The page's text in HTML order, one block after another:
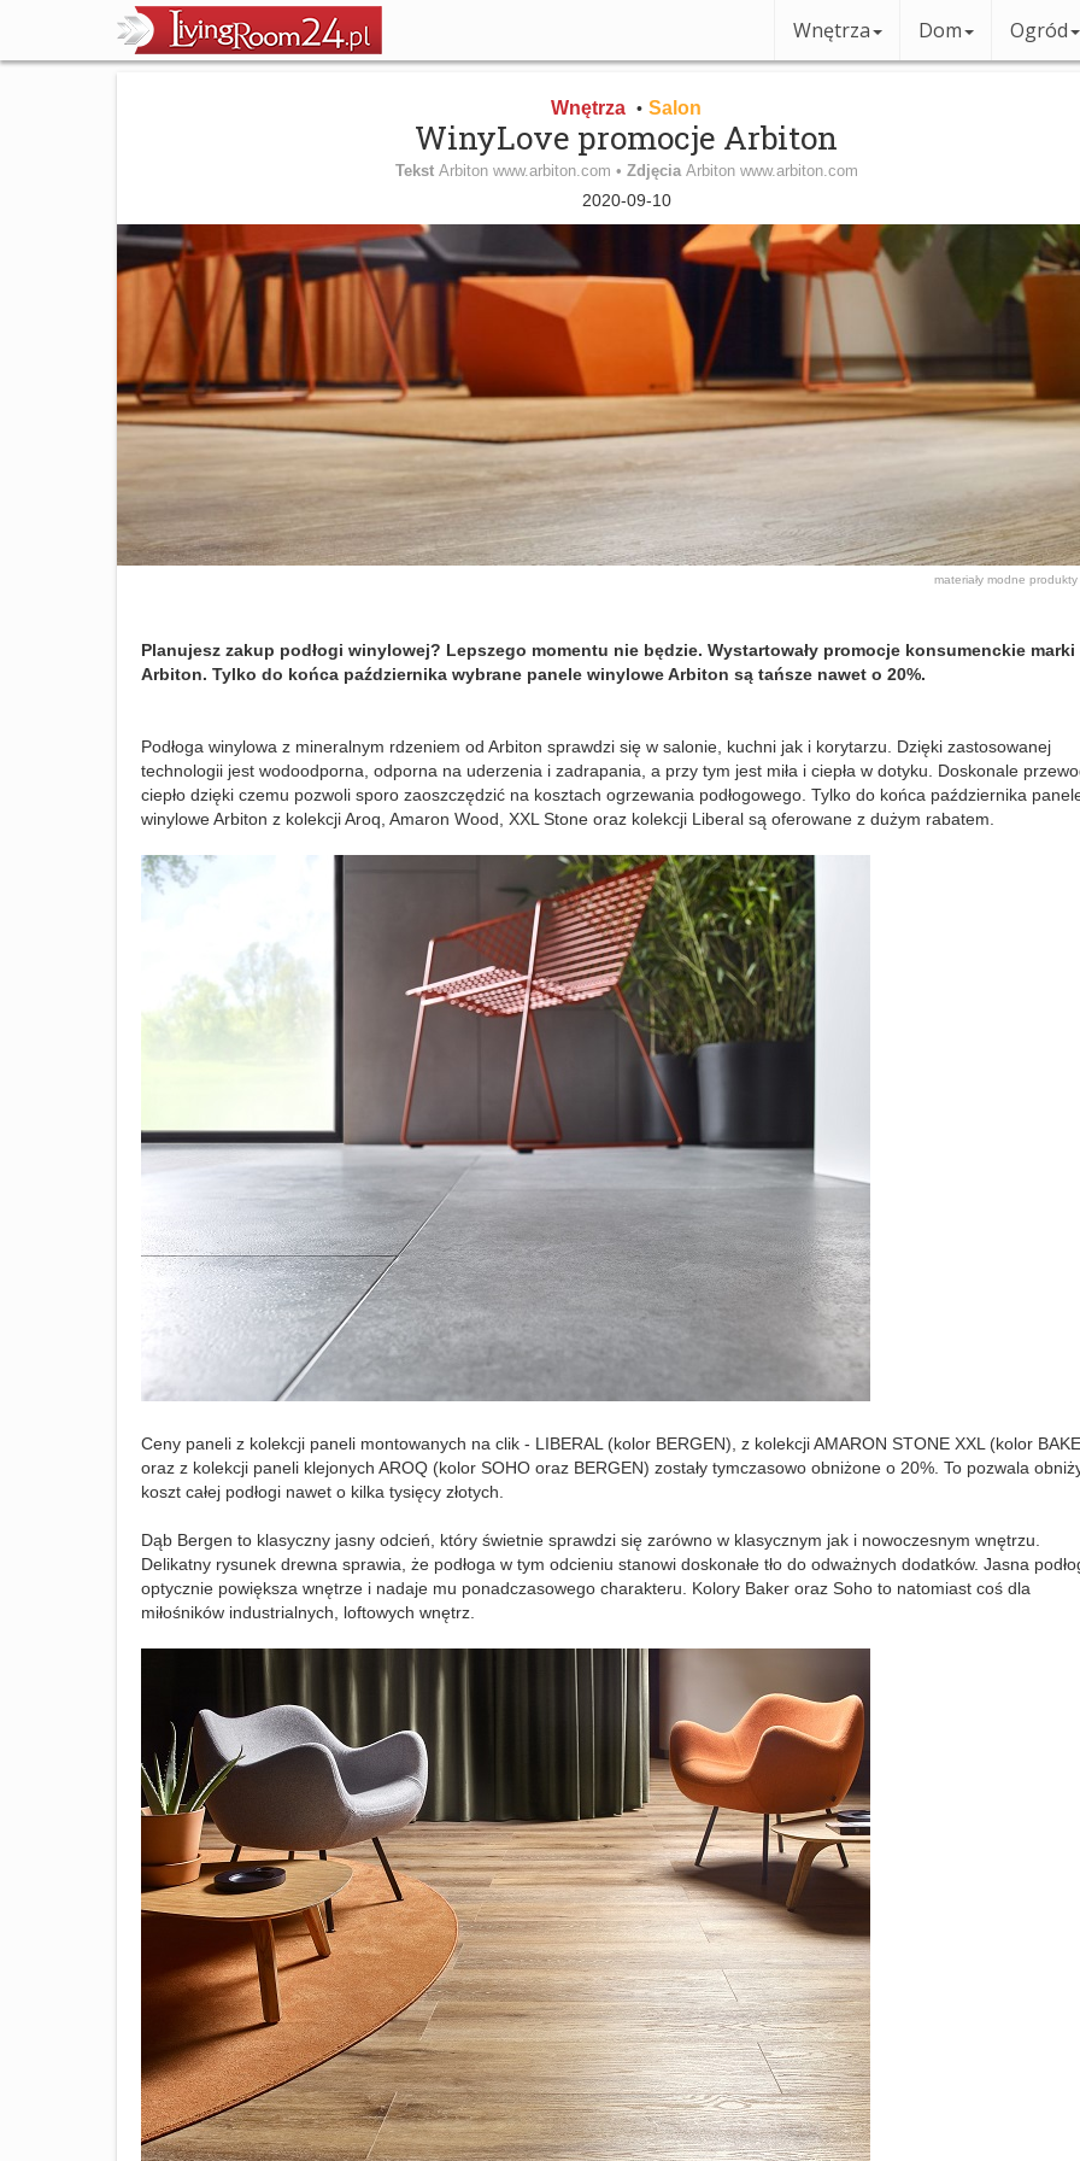
Wnętrza Dom Ogród
Wnętrza • Salon
WinyLove promocje Arbiton
Tekst Arbiton www.arbiton.com • Zdjęcia Arbiton www.arbiton.com
2020-09-10
materiały modne produkty
Planujesz zakup podłogi winylowej? Lepszego momentu nie będzie. Wystartowały promocje konsumenckie marki
Arbiton. Tylko do końca października wybrane panele winylowe Arbiton są tańsze nawet o 20%.
Podłoga winylowa z mineralnym rdzeniem od Arbiton sprawdzi się w salonie, kuchni jak i korytarzu. Dzięki zastosowanej
technologii jest wodoodporna, odporna na uderzenia i zadrapania, a przy tym jest miła i ciepła w dotyku. Doskonale
ciepło dzięki czemu pozwoli sporo zaoszczędzić na kosztach ogrzewania podłogowego. Tylko do końca października
winylowe Arbiton z kolekcji Aroq, Amaron Wood, XXL Stone oraz kolekcji Liberal są oferowane z dużym rabatem.
Ceny paneli z kolekcji paneli montowanych na clik - LIBERAL (kolor BERGEN), z kolekcji AMARON STONE XXL (kolor
oraz z kolekcji paneli klejonych AROQ (kolor SOHO oraz BERGEN) zostały tymczasowo obniżone o 20%. To pozwala
koszt całej podłogi nawet o kilka tysięcy złotych.
Dąb Bergen to klasyczny jasny odcień, który świetnie sprawdzi się zarówno w klasycznym jak i nowoczesnym wnętrzu.
Delikatny rysunek drewna sprawia, że podłoga w tym odcieniu stanowi doskonałe tło do odważnych dodatków. Jasna
optycznie powiększa wnętrze i nadaje mu ponadczasowego charakteru. Kolory Baker oraz Soho to natomiast coś dla
miłośników industrialnych, loftowych wnętrz.